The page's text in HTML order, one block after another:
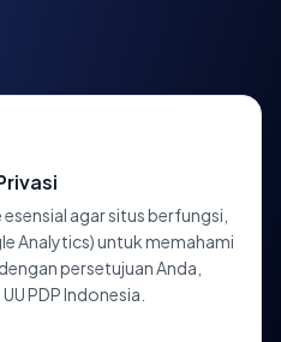
10,
Yogyakarta
agar situs berfungsi,
Analytics) untuk memahami
persetujuan Anda,
PDP Indonesia.